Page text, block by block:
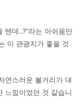
텐데..?”라는 아쉬움만
이 관광지가 좋을 것
연스러운 볼거리가 대
느낌이었던 것 같습니